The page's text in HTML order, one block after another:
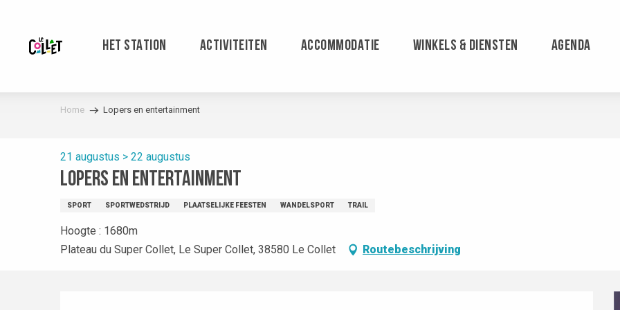
contenu
principal
HET STATION ACTIVITEITEN ACCOMMODATIE WINKELS & DIENSTEN AGENDA
Home Lopers en entertainment
21 augustus > 22 augustus
Lopers en entertainment
SPORT SPORTWEDSTRIJD PLAATSELIJKE FEESTEN WANDELSPORT TRAIL
Hoogte : 1680m
Plateau du Super Collet, Le Super Collet, 38580 Le Collet
Routebeschrijving